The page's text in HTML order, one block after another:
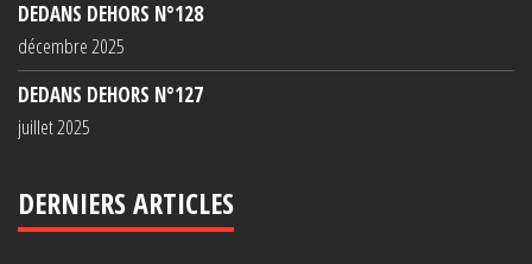
DEDANS DEHORS N°128
décembre 2025
DEDANS DEHORS N°127
juillet 2025
DERNIERS ARTICLES